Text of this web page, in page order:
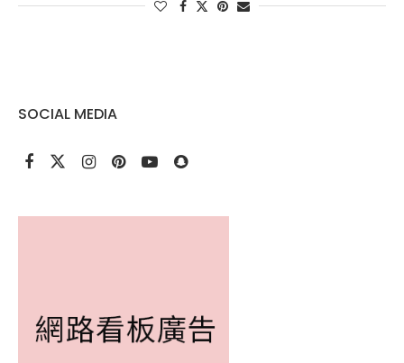
SOCIAL MEDIA